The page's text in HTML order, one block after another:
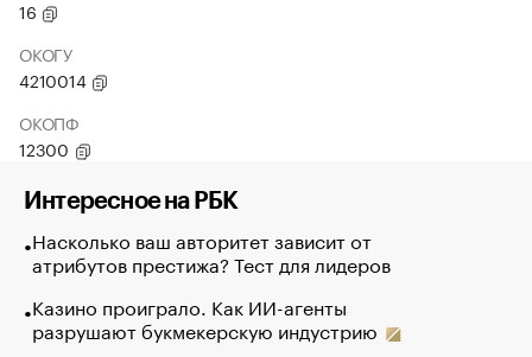
16
ОКОГУ
4210014
ОКОПФ
12300
Интересное на РБК
Насколько ваш авторитет зависит от
атрибутов престижа? Тест для лидеров
Казино проиграло. Как ИИ-агенты
разрушают букмекерскую индустрию